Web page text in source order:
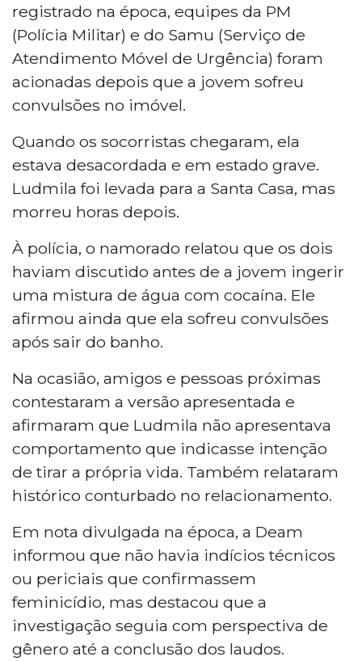
registrado na época, equipes da PM
(Polícia Militar) e do Samu (Serviço de
Atendimento Móvel de Urgência) foram
acionadas depois que a jovem sofreu
convulsões no imóvel.
Quando os socorristas chegaram, ela
estava desacordada e em estado grave.
Ludmila foi levada para a Santa Casa, mas
morreu horas depois.
À polícia, o namorado relatou que os dois
haviam discutido antes de a jovem ingerir
uma mistura de água com cocaína. Ele
afirmou ainda que ela sofreu convulsões
após sair do banho.
Na ocasião, amigos e pessoas próximas
contestaram a versão apresentada e
afirmaram que Ludmila não apresentava
comportamento que indicasse intenção
de tirar a própria vida. Também relataram
histórico conturbado no relacionamento.
Em nota divulgada na época, a Deam
informou que não havia indícios técnicos
ou periciais que confirmassem
feminicídio, mas destacou que a
investigação seguia com perspectiva de
gênero até a conclusão dos laudos.